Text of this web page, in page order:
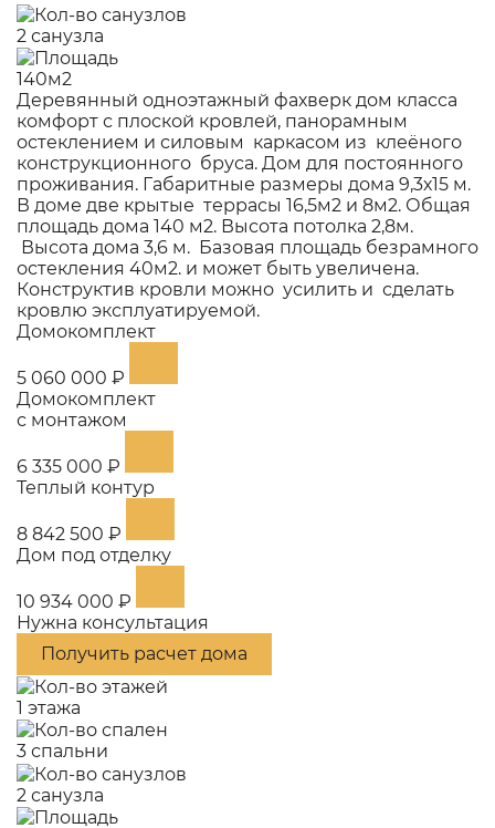
2 санузла
140м2
Деревянный одноэтажный фахверк дом класса
комфорт с плоской кровлей, панорамным
остеклением и силовым каркасом из клеёного
конструкционного бруса. Дом для постоянного
проживания. Габаритные размеры дома 9,3х15 м.
В доме две крытые террасы 16,5м2 и 8м2. Общая
площадь дома 140 м2. Высота потолка 2,8м.
Высота дома 3,6 м. Базовая площадь безрамного
остекления 40м2. и может быть увеличена.
Конструктив кровли можно усилить и сделать
кровлю эксплуатируемой.
Домокомплект
5 060 000 ₽
Домокомплект
с монтажом
6 335 000 ₽
Теплый контур
8 842 500 ₽
Дом под отделку
10 934 000 ₽
Нужна консультация
Получить расчет дома
1 этажа
3 спальни
2 санузла